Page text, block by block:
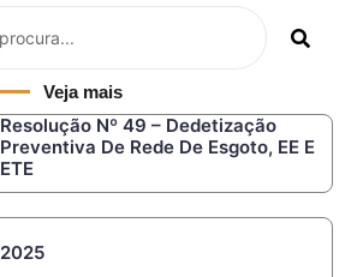
Veja mais
Resolução Nº 49 – Dedetização
Preventiva De Rede De Esgoto, EE E
ETE
2025